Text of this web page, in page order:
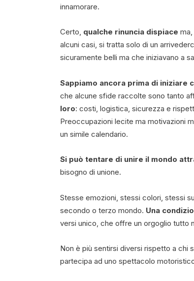
innamorare.
Certo, qualche rinuncia dispiace
alcuni casi, si tratta solo di un
sicuramente belli ma che iniziavano a
Sappiamo ancora prima di iniziare
che alcune sfide raccolte sono tanto
loro: costi, logistica, sicurezza e
Preoccupazioni lecite ma motivazioni
un simile calendario.
Si può tentare di unire il mondo
bisogno di unione.
Stesse emozioni, stessi colori, stessi
secondo o terzo mondo. Una
versi unico, che offre un orgoglio tutto
Non è più sentirsi diversi rispetto a chi
partecipa ad uno spettacolo